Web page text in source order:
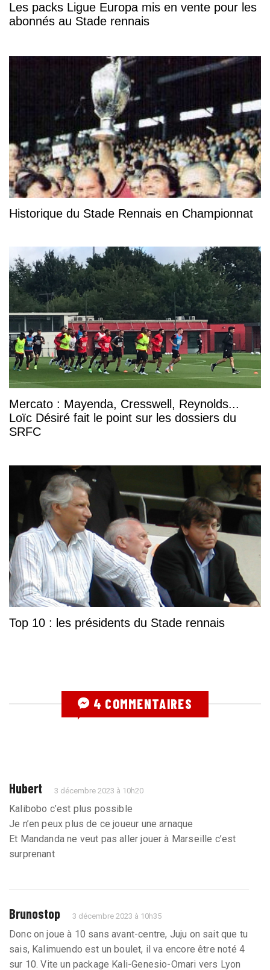
Les packs Ligue Europa mis en vente pour les
abonnés au Stade rennais
Historique du Stade Rennais en Championnat
Mercato : Mayenda, Cresswell, Reynolds...
Loïc Désiré fait le point sur les dossiers du
SRFC
Top 10 : les présidents du Stade rennais
4 COMMENTAIRES
Hubert 3 décembre 2023 à 10h20
Kalibobo c’est plus possible
Je n’en peux plus de ce joueur une arnaque
Et Mandanda ne veut pas aller jouer à Marseille c’est
surprenant
Brunostop 3 décembre 2023 à 10h35
Donc on joue à 10 sans avant-centre, Juju on sait que tu
sais, Kalimuendo est un boulet, il va encore être noté 4
sur 10. Vite un package Kali-Genesio-Omari vers Lyon